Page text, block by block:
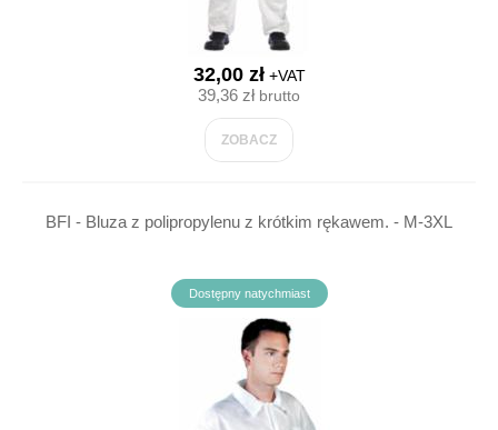
32,00 zł+VAT
39,36 złbrutto
ZOBACZ
BFI - Bluza z polipropylenu z krótkim rękawem. - M-3XL
Dostępny natychmiast